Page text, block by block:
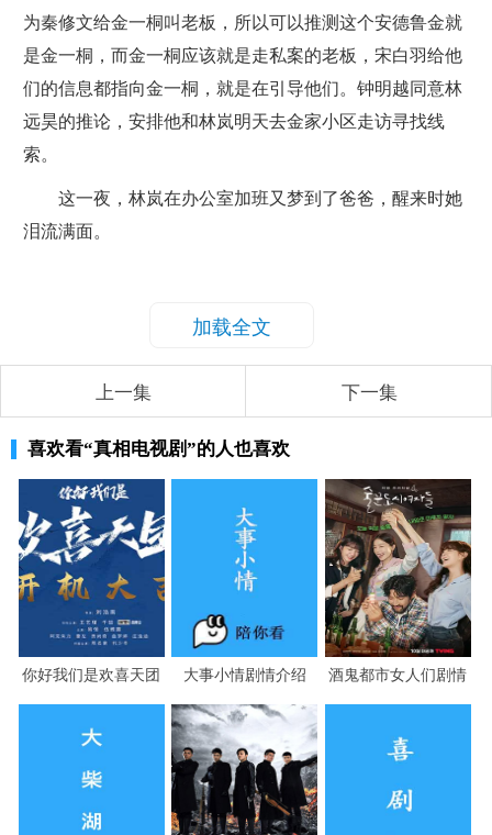
为秦修文给金一桐叫老板，所以可以推测这个安德鲁金就
是金一桐，而金一桐应该就是走私案的老板，宋白羽给他
们的信息都指向金一桐，就是在引导他们。钟明越同意林
远昊的推论，安排他和林岚明天去金家小区走访寻找线
索。
这一夜，林岚在办公室加班又梦到了爸爸，醒来时她
泪流满面。
加载全文
上一集 下一集
喜欢看“真相电视剧”的人也喜欢
你好我们是欢喜天团
剧情介绍
大事小情剧情介绍
酒鬼都市女人们剧情
介绍